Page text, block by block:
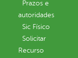
Prazos e
autoridades
Sic Físico
Solicitar
Recurso